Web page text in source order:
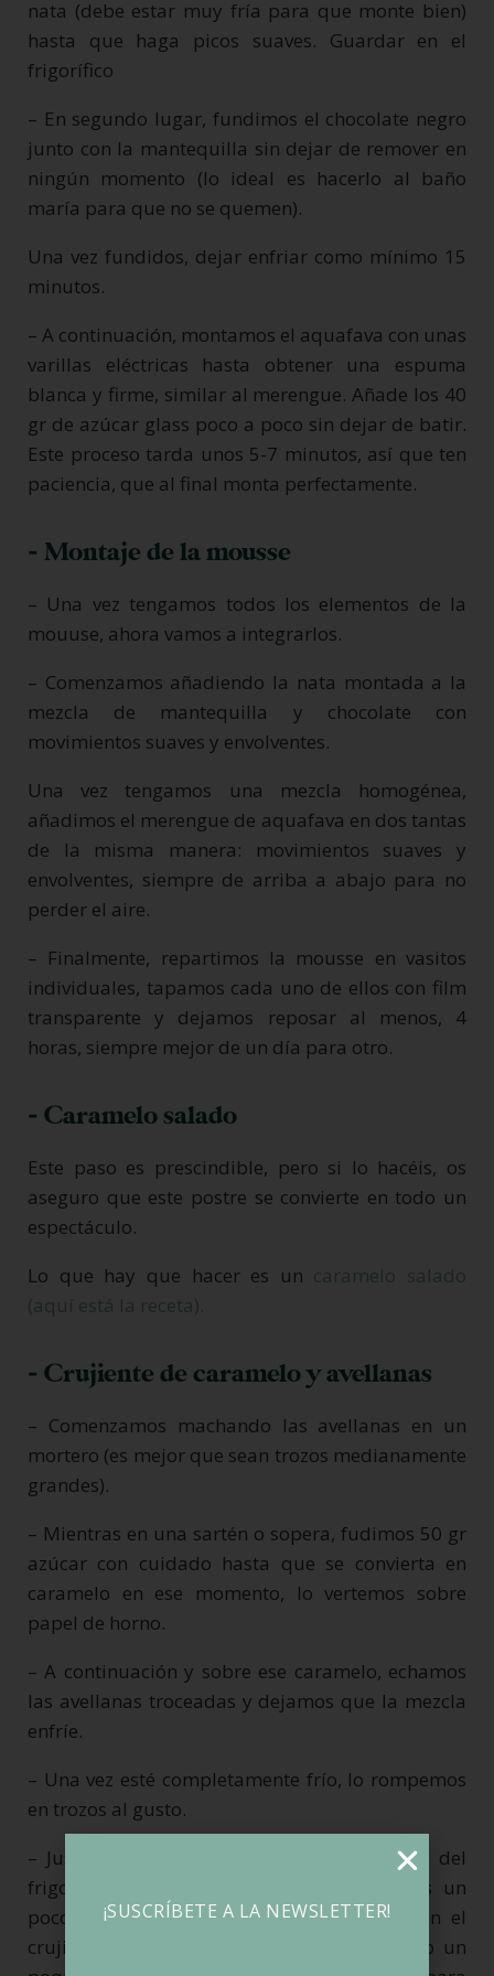
nata (debe estar muy fría para que monte bien)
hasta que haga picos suaves. Guardar en el
frigorífico
– En segundo lugar, fundimos el chocolate negro
junto con la mantequilla sin dejar de remover en
ningún momento (lo ideal es hacerlo al baño
maría para que no se quemen).
Una vez fundidos, dejar enfriar como mínimo 15
minutos.
– A continuación, montamos el aquafava con unas
varillas eléctricas hasta obtener una espuma
blanca y firme, similar al merengue. Añade los 40
gr de azúcar glass poco a poco sin dejar de batir.
Este proceso tarda unos 5-7 minutos, así que ten
paciencia, que al final monta perfectamente.
- Montaje de la mousse
– Una vez tengamos todos los elementos de la
mouuse, ahora vamos a integrarlos.
– Comenzamos añadiendo la nata montada a la
mezcla de mantequilla y chocolate con
movimientos suaves y envolventes.
Una vez tengamos una mezcla homogénea,
añadimos el merengue de aquafava en dos tantas
de la misma manera: movimientos suaves y
envolventes, siempre de arriba a abajo para no
perder el aire.
– Finalmente, repartimos la mousse en vasitos
individuales, tapamos cada uno de ellos con film
transparente y dejamos reposar al menos, 4
horas, siempre mejor de un día para otro.
- Caramelo salado
Este paso es prescindible, pero si lo hacéis, os
aseguro que este postre se convierte en todo un
espectáculo.
Lo que hay que hacer es un caramelo salado
(aquí está la receta).
- Crujiente de caramelo y avellanas
– Comenzamos machando las avellanas en un
mortero (es mejor que sean trozos medianamente
grandes).
– Mientras en una sartén o sopera, fudimos 50 gr
azúcar con cuidado hasta que se convierta en
caramelo en ese momento, lo vertemos sobre
papel de horno.
– A continuación y sobre ese caramelo, echamos
las avellanas troceadas y dejamos que la mezcla
enfríe.
– Una vez esté completamente frío, lo rompemos
en trozos al gusto.
– Justo 5 minutos antes de servir, sacamos del
frigorífico la mousse, por encima vertemos un
poco del caramelo salado y decoramos con el
crujiente de avellanas. Terminamos rallando un
¡SUSCRÍBETE A LA NEWSLETTER!